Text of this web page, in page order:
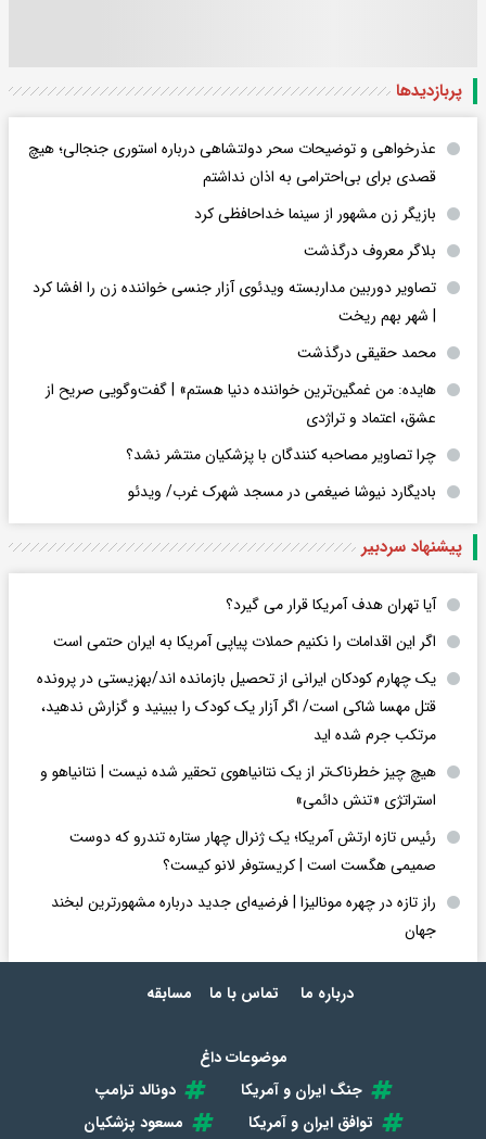
پربازدید‌ها
عذرخواهی و توضیحات سحر دولتشاهی درباره استوری جنجالی؛ هیچ
قصدی برای بی‌احترامی به اذان نداشتم
بازیگر زن مشهور از سینما خداحافظی کرد
بلاگر معروف درگذشت
تصاویر دوربین مداربسته ویدئوی آزار جنسی خواننده زن را افشا کرد
| شهر بهم ریخت
محمد حقیقی درگذشت
هایده: من غمگین‌ترین خواننده دنیا هستم» | گفت‌وگویی صریح از
عشق، اعتماد و تراژدی
چرا تصاویر مصاحبه کنندگان با پزشکیان منتشر نشد؟
بادیگارد نیوشا ضیغمی در مسجد شهرک غرب/ ویدئو
پیشنهاد سردبیر
آیا تهران هدف آمریکا قرار می گیرد؟
اگر این اقدامات را نکنیم حملات پیاپی آمریکا به ایران حتمی است
یک چهارم کودکان ایرانی از تحصیل بازمانده اند/بهزیستی در پرونده
قتل مهسا شاکی است/ اگر آزار یک کودک را ببینید و گزارش ندهید،
مرتکب جرم شده اید
هیچ چیز خطرناک‌تر از یک نتانیاهوی تحقیر شده نیست | نتانیاهو و
استراتژی «تنش دائمی»
رئیس تازه ارتش آمریکا؛ یک ژنرال چهار ستاره تندرو که دوست
صمیمی هگست است | کریستوفر لانو کیست؟
راز تازه در چهره مونالیزا | فرضیه‌ای جدید درباره مشهورترین لبخند
جهان
درباره ما تماس با ما مسابقه
موضوعات داغ
جنگ ایران و آمریکا
دونالد ترامپ
توافق ایران و آمریکا
مسعود پزشکیان